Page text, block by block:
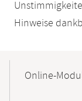
Hinweise
NavigationOnline-